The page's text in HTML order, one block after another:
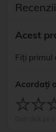
Acest
Fiți primul
Acordați